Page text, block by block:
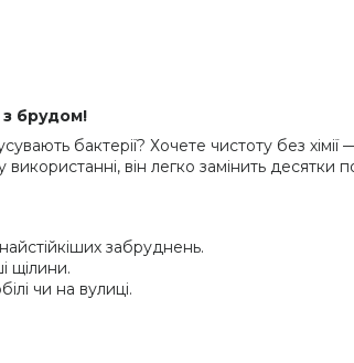
з брудом!
бактерії? Хочете чистоту без
він легко замінить десятки
забруднень.
щілини.
чи на вулиці.